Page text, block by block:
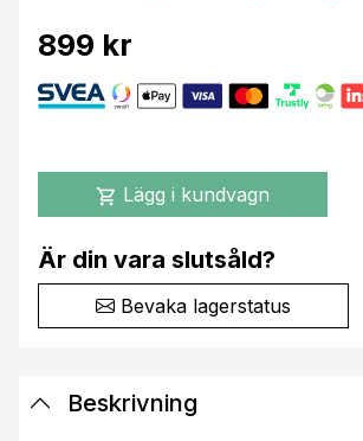
899 kr
shopping_cart Lägg i kundvagn
Är din vara slutsåld?
Bevaka lagerstatus
Beskrivning